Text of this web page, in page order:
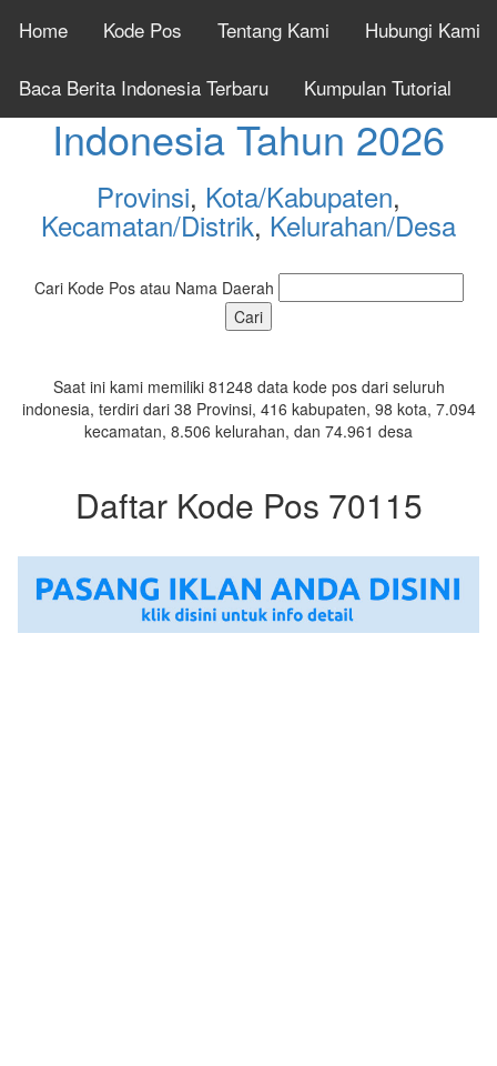
Home Kode Pos Tentang Kami Hubungi Kami
Baca Berita Indonesia Terbaru Kumpulan Tutorial
Cek Kode Pos Seluruh
Indonesia Tahun 2026
Provinsi, Kota/Kabupaten,
Kecamatan/Distrik, Kelurahan/Desa
Cari Kode Pos atau Nama Daerah
Saat ini kami memiliki 81248 data kode pos dari seluruh
indonesia, terdiri dari 38 Provinsi, 416 kabupaten, 98 kota, 7.094
kecamatan, 8.506 kelurahan, dan 74.961 desa
Daftar Kode Pos 70115